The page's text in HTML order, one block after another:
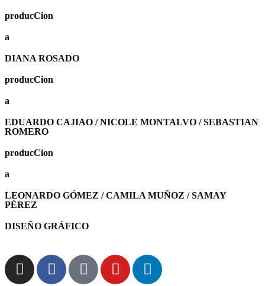
producCion
a
DIANA ROSADO
producCion
a
EDUARDO CAJIAO / NICOLE MONTALVO / SEBASTIAN
ROMERO
producCion
a
LEONARDO GÓMEZ / CAMILA MUÑOZ / SAMAY
PÉREZ
DISEÑO GRÁFICO